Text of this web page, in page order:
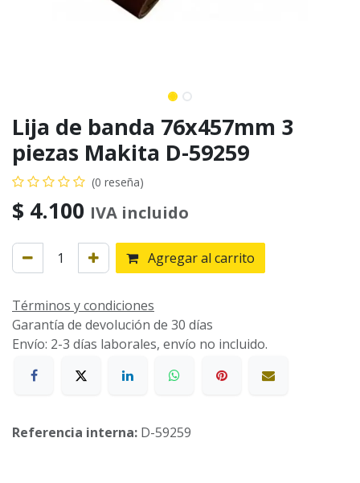
Lija de banda 76x457mm 3
piezas Makita D-59259
(0 reseña)
$ 4.100 IVA incluido
Agregar al carrito
Términos y condiciones
Garantía de devolución de 30 días
Envío: 2-3 días laborales, envío no incluido.
Referencia interna: D-59259